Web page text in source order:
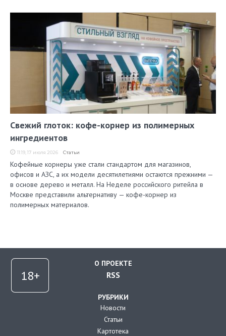
Свежий глоток: кофе-корнер из полимерных
ингредиентов
11:19, 17 июля 2026 Статьи
Кофейные корнеры уже стали стандартом для магазинов,
офисов и АЗС, а их модели десятилетиями остаются прежними —
в основе дерево и металл. На Неделе российского ритейла в
Москве представили альтернативу — кофе-корнер из
полимерных материалов.
О ПРОЕКТЕ
RSS
РУБРИКИ
Новости
Статьи
Картотека